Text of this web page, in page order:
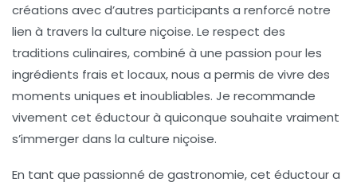
créations avec d’autres participants a renforcé notre
lien à travers la culture niçoise. Le respect des
traditions culinaires, combiné à une passion pour les
ingrédients frais et locaux, nous a permis de vivre des
moments uniques et inoubliables. Je recommande
vivement cet éductour à quiconque souhaite vraiment
s’immerger dans la culture niçoise.
En tant que passionné de gastronomie, cet éductour a